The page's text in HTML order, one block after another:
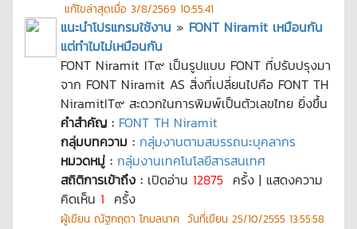
แก้ไขล่าสุดเมื่อ 3/8/2569 10:55:41
แนะนำโปรแกรมใช้งาน » FONT Niramit เหมือนกัน
แต่ทำไมไม่เหมือนกัน
FONT Niramit IT๙ เป็นรูปแบบ FONT ที่ปรับปรุงมา
จาก FONT Niramit AS สิ่งที่เปลี่ยนไปคือ FONT TH
NiramitIT๙ สะดวกในการพิมพ์เป็นตัวเลขไทย ยิ่งขึ้น
คำสำคัญ : FONT TH Niramit
กลุ่มบทความ : กลุ่มงานตามสมรรถนะบุคลากร
หมวดหมู่ : กลุ่มงานเทคโนโลยีสารสนเทศ
สถิติการเข้าถึง : เปิดอ่าน 12875 ครั้ง | แสดงความ
คิดเห็น 1 ครั้ง
ผู้เขียน ณัฐกฤตา โกมลนาค วันที่เขียน 25/10/2555 13:55:58